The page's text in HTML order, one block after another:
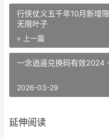
行侠仗义五千年10月新增
无限叶子
« 上一篇
一念逍遥兑换码有效2024
2026-03-29
延伸阅读